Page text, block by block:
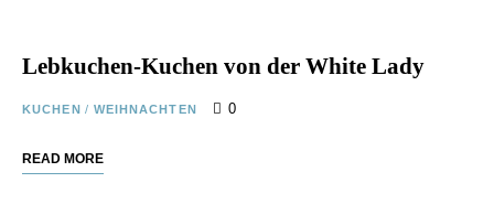
Lebkuchen-Kuchen von der White Lady
KUCHEN / WEIHNACHTEN 0
READ MORE